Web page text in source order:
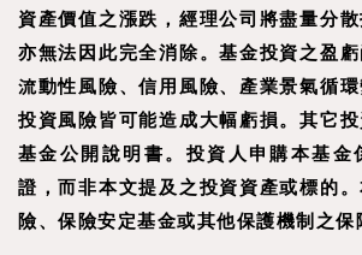
資產價值之漲跌，經理公司將盡量分
亦無法因此完全消除。基金投資之盈虧
流動性風險、信用風險、產業景氣循
投資風險皆可能造成大幅虧損。其它
基金公開說明書。投資人申購本基金
證，而非本文提及之投資資產或標的
險、保險安定基金或其他保護機制之保